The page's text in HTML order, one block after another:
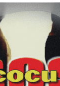
l'objet est le
moral pour